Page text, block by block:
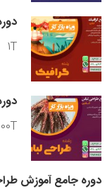
1T
دوره جامع آموزش